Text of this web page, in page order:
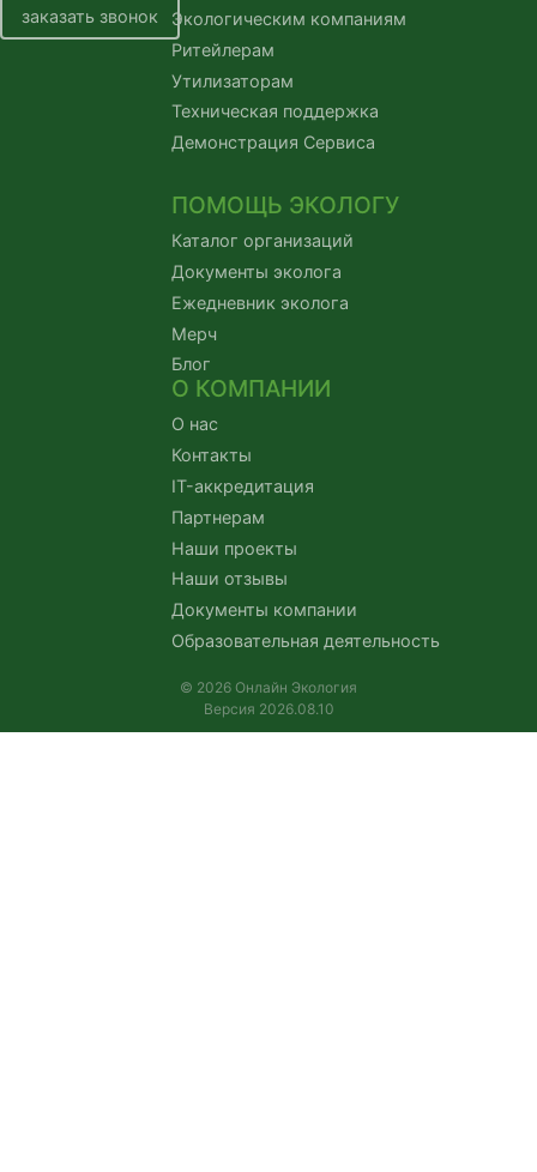
заказать звонок
Экологическим компаниям
Ритейлерам
Утилизаторам
Техническая поддержка
Демонстрация Сервиса
ПОМОЩЬ ЭКОЛОГУ
Каталог организаций
Документы эколога
Ежедневник эколога
Мерч
Блог
О КОМПАНИИ
О нас
Контакты
IT-аккредитация
Партнерам
Наши проекты
Наши отзывы
Документы компании
Образовательная деятельность
© 2026 Онлайн Экология
Версия 2026.08.10